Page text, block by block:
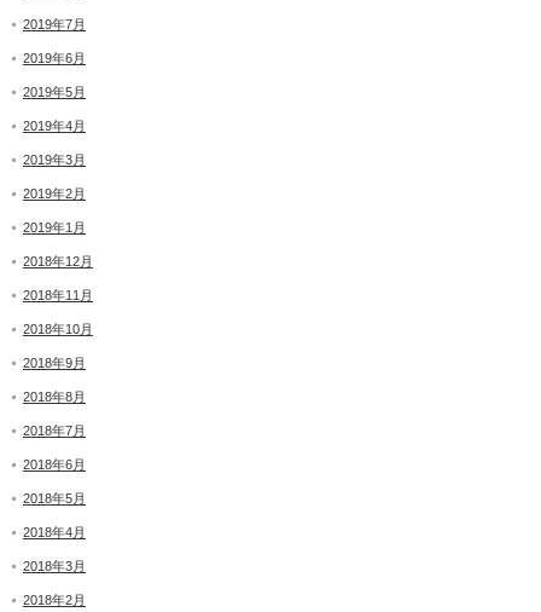
2019年7月
2019年6月
2019年5月
2019年4月
2019年3月
2019年2月
2019年1月
2018年12月
2018年11月
2018年10月
2018年9月
2018年8月
2018年7月
2018年6月
2018年5月
2018年4月
2018年3月
2018年2月